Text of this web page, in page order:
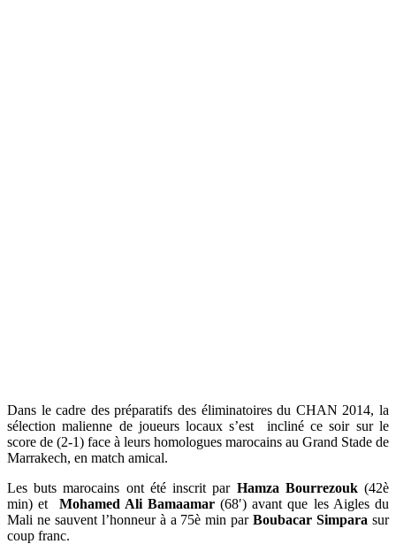
Dans le cadre des préparatifs des éliminatoires du CHAN 2014, la
sélection malienne de joueurs locaux s’est incliné ce soir sur le
score de (2-1) face à leurs homologues marocains au Grand Stade de
Marrakech, en match amical.
Les buts marocains ont été inscrit par Hamza Bourrezouk(42è
min) et Mohamed Ali Bamaamar(68′) avant que les Aigles du
Mali ne sauvent l’honneur à a 75è min parBoubacarSimparasur
coup franc.